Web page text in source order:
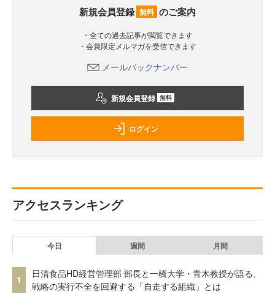
新規会員登録 無料 のご案内
・全ての過去記事が閲覧できます
・会員限定メルマガを受信できます
メールバックナンバー
新規会員登録 無料
ログイン
アクセスランキング
今日 週間 月間
1
日清食品HD経営管理部 部長と一橋大学・青木教授が語る、
戦略の実行不全を回避する「自走する組織」とは